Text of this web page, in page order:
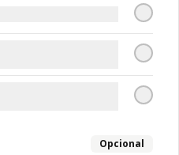
Opcional